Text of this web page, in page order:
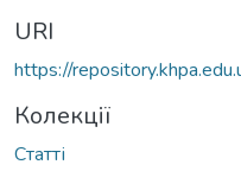
URI
https://
Колекції
Статті